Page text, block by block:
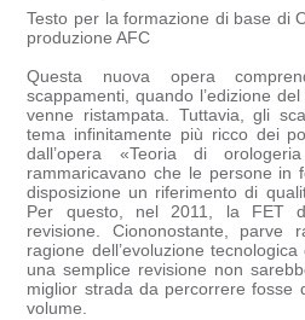
Testo per la formazione di base di
produzione AFC
Questa nuova opera
scappamenti, quando l’edizione
venne ristampata. Tuttavia, gli
tema infinitamente più ricco dei
dall’opera «Teoria di
rammaricavano che le persone in
disposizione un riferimento di
Per questo, nel 2011, la FET
revisione. Ciononostante, parve
ragione dell’evoluzione
una semplice revisione non
miglior strada da percorrere fosse
volume.